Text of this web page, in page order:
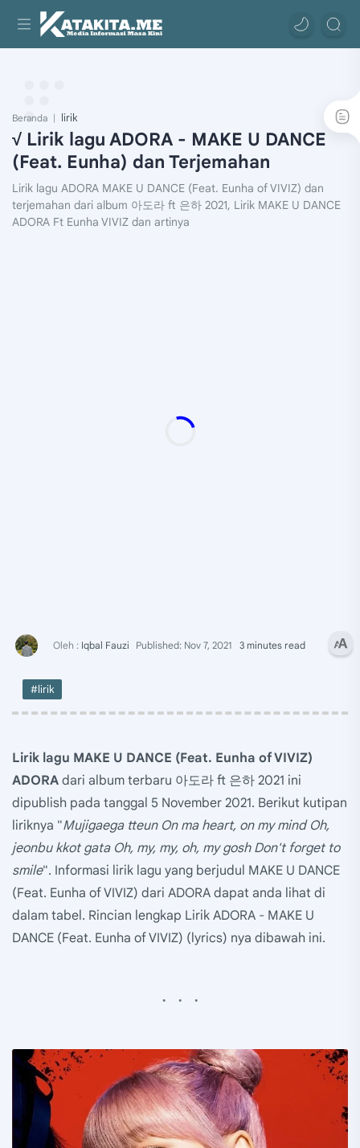
Beranda lirik
√ Lirik lagu ADORA - MAKE U DANCE
(Feat. Eunha) dan Terjemahan
Lirik lagu ADORA MAKE U DANCE (Feat. Eunha of VIVIZ) dan
terjemahan dari album 아도라 ft 은하 2021, Lirik MAKE U DANCE
ADORA Ft Eunha VIVIZ dan artinya
3 minutes read
#lirik
Lirik lagu MAKE U DANCE (Feat. Eunha of VIVIZ)
ADORA dari album terbaru 아도라 ft 은하 2021 ini
dipublish pada tanggal 5 November 2021. Berikut kutipan
liriknya "Mujigaega tteun On ma heart, on my mind Oh,
jeonbu kkot gata Oh, my, my, oh, my gosh Don't forget to
smile". Informasi lirik lagu yang berjudul MAKE U DANCE
(Feat. Eunha of VIVIZ) dari ADORA dapat anda lihat di
dalam tabel. Rincian lengkap Lirik ADORA - MAKE U
DANCE (Feat. Eunha of VIVIZ) (lyrics) nya dibawah ini.